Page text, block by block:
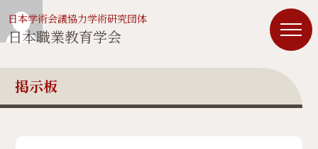
日本学術会議協力学術研究団体
日本職業教育学会
掲示板